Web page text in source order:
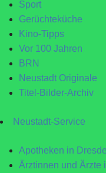
Sport
Gerüchteküche
Kino-Tipps
Vor 100 Jahren
BRN
Neustadt Originale
Titel-Bilder-Archiv
Neustadt-Service
Apotheken in
Ärztinnen und Ärzte